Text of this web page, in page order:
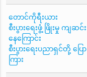
တောင်ကိုရီးယား
စီးပွားရေးဖွံ့ ဖြိုးမှု ကျဆင်း
နေကြောင်း
စီးပွားရေးပညာရှင်တို့ ပြော
ကြား